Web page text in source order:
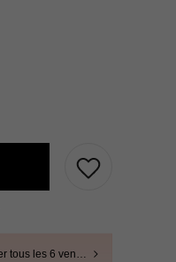
Afficher tous les 6 vendeurs